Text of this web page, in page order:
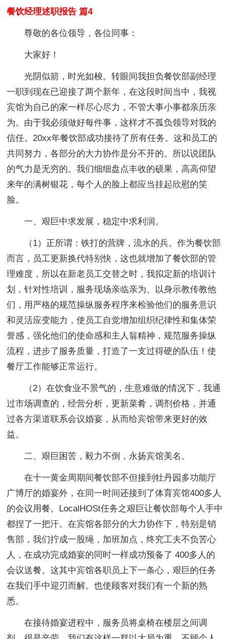
餐饮经理述职报告 篇4
尊敬的各位领导，各位同事：
大家好！
光阴似箭，时光如梭。转眼间我担负餐饮部副经理
一职到现在已迎接了两个新年，在这段时间当中，我视
宾馆为自己的家一样尽心尽力，不管大事小事都亲历亲
为。由于我必须做好每件事，这样才不孤负领导对我的
信任。20xx年餐饮部成功接待了所有任务。这和员工的
共同努力，各部分的大力协作是分不开的。所以说团队
的气力是无穷的。我们细细盘点丰收的硕果，高高仰望
来年的满树银花，每个人的脸上都应当挂起欣慰的笑
脸。
一、艰巨中求发展，稳定中求利润。
（1）正所谓：铁打的营牌，流水的兵。作为餐饮部
而言，员工更新换代特别快，这也就增加了餐饮部的管
理难度，所以在新老员工交替之时，我拟定新的培训计
划，针对性培训，服务现场亲临亲为、以身示教传教他
们，用严格的规范操纵服务程序来检验他们的服务意识
和灵活应变能力，使员工自觉增加组织纪律性和集体荣
誉感，强化他们的使命感和主人翁精神，规范服务操纵
流程，进步了服务质量，打造了一支过得硬的队伍！使
餐厅工作能够正常运行。
（2）在饮食业不景气的，生意难做的情况下，我通
过市场调查的，经营分析，更新菜肴，调剂价格，并通
过各方渠道联系会议婚宴，从而给宾馆带来更好的效
益。
二、艰巨困苦，毅力不倒，永扬宾馆美名。
在十一黄金周期间餐饮部不但接到牡丹园多功能厅
广博厅的婚宴外，在同一时间还接到了体育宾馆400多人
的会议用餐。LocalHOSt任务之艰巨让餐饮部每个人手中
都捏了一把汗。在宾馆各部分的大力协作下，特别是销
售部，我们拧成一股绳，加班加点，终究工夫不负苦心
人，在成功完成婚宴的同时一样成功预备了 400多人的
会议送餐。这其中宾馆各职员上下一条心，艰巨的任务
在我们手中迎刃而解。也使顾客对我们有一个新的熟
悉。
在接待婚宴进程中，服务员将桌椅在楼层之间调